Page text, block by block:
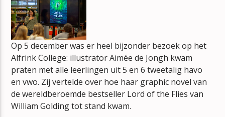
mz-radio
Op 5 december was er heel bijzonder bezoek op het
Alfrink College: illustrator Aimée de Jongh kwam
praten met alle leerlingen uit 5 en 6 tweetalig havo
en vwo. Zij vertelde over hoe haar graphic novel van
de wereldberoemde bestseller Lord of the Flies van
William Golding tot stand kwam.